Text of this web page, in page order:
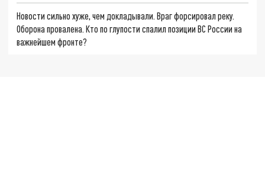
Новости сильно хуже, чем докладывали. Враг форсировал реку.
Оборона провалена. Кто по глупости спалил позиции ВС России на
важнейшем фронте?